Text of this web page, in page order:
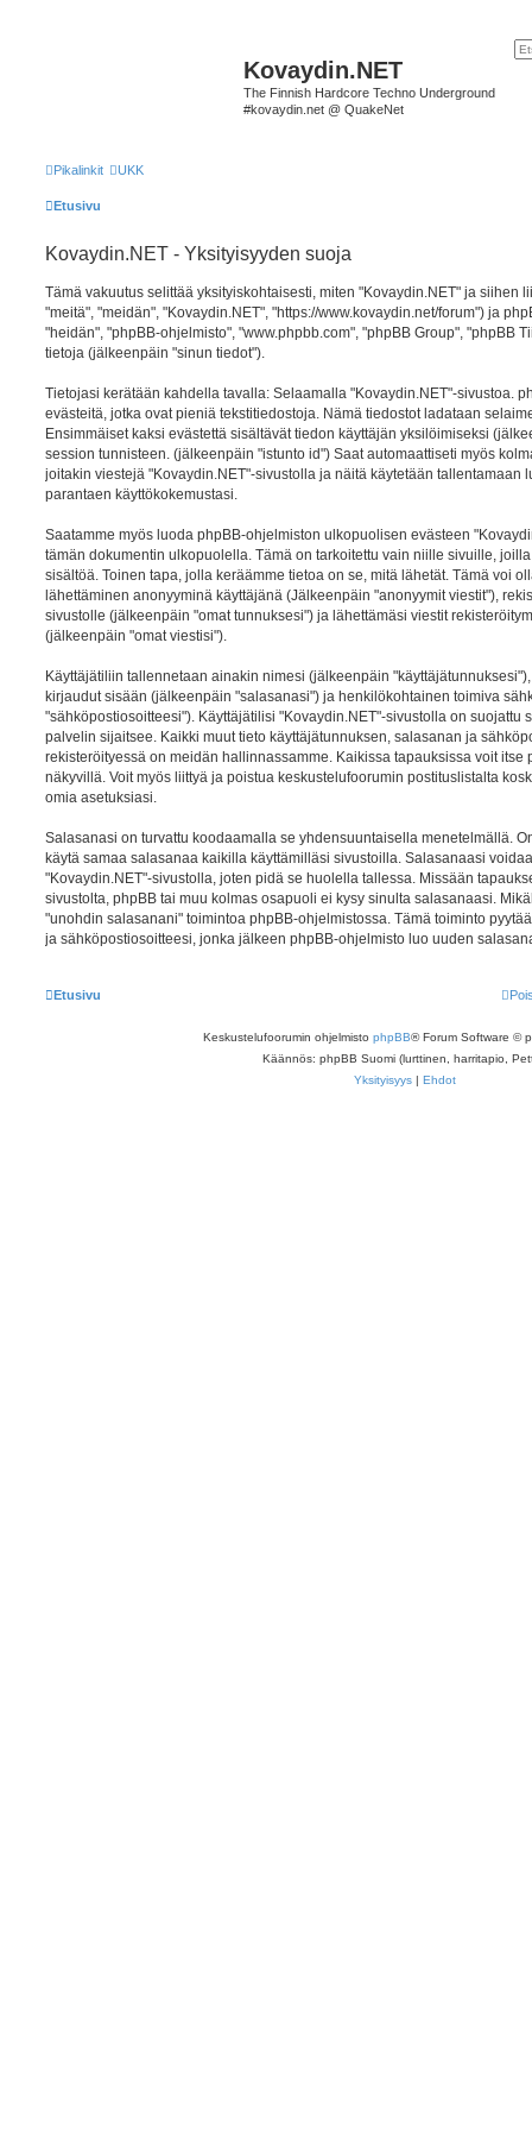
Kovaydin.NET
The Finnish Hardcore Techno Underground
#kovaydin.net @ QuakeNet
Pikalinkit UKK
Etusivu
Kovaydin.NET - Yksityisyyden suoja
Tämä vakuutus selittää yksityiskohtaisesti, miten "Kovaydin.NET" ja siihen
"meitä", "meidän", "Kovaydin.NET", "https://www.kovaydin.net/forum") ja
"heidän", "phpBB-ohjelmisto", "www.phpbb.com", "phpBB Group", "phpBB
tietoja (jälkeenpäin "sinun tiedot").
Tietojasi kerätään kahdella tavalla: Selaamalla "Kovaydin.NET"-sivustoa.
evästeitä, jotka ovat pieniä tekstitiedostoja. Nämä tiedostot ladataan
Ensimmäiset kaksi evästettä sisältävät tiedon käyttäjän yksilöimiseksi
session tunnisteen. (jälkeenpäin "istunto id") Saat automaattiseti myös
joitakin viestejä "Kovaydin.NET"-sivustolla ja näitä käytetään tallentamaan
parantaen käyttökokemustasi.
Saatamme myös luoda phpBB-ohjelmiston ulkopuolisen evästeen
tämän dokumentin ulkopuolella. Tämä on tarkoitettu vain niille sivuille,
sisältöä. Toinen tapa, jolla keräämme tietoa on se, mitä lähetät. Tämä voi
lähettäminen anonyyminä käyttäjänä (Jälkeenpäin "anonyymit viestit"),
sivustolle (jälkeenpäin "omat tunnuksesi") ja lähettämäsi viestit
(jälkeenpäin "omat viestisi").
Käyttäjätiliin tallennetaan ainakin nimesi (jälkeenpäin
kirjaudut sisään (jälkeenpäin "salasanasi") ja henkilökohtainen toimiva
"sähköpostiosoitteesi"). Käyttäjätilisi "Kovaydin.NET"-sivustolla on suojattu
palvelin sijaitsee. Kaikki muut tieto käyttäjätunnuksen, salasanan ja
rekisteröityessä on meidän hallinnassamme. Kaikissa tapauksissa voit itse
näkyvillä. Voit myös liittyä ja poistua keskustelufoorumin postituslistalta
omia asetuksiasi.
Salasanasi on turvattu koodaamalla se yhdensuuntaisella menetelmällä.
käytä samaa salasanaa kaikilla käyttämilläsi sivustoilla. Salasanaasi
"Kovaydin.NET"-sivustolla, joten pidä se huolella tallessa. Missään
sivustolta, phpBB tai muu kolmas osapuoli ei kysy sinulta salasanaasi.
"unohdin salasanani" toimintoa phpBB-ohjelmistossa. Tämä toiminto
ja sähköpostiosoitteesi, jonka jälkeen phpBB-ohjelmisto luo uuden
Etusivu
Keskustelufoorumin ohjelmisto phpBB® Forum Software ©
Käännös: phpBB Suomi (lurttinen, harritapio,
Yksityisyys| Ehdot